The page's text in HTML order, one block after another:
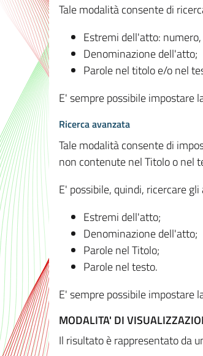
Tale modalità consente di
Estremi dell'atto:
Denominazione dell'atto;
Parole nel titolo e/o nel
E' sempre possibile impostare
Ricerca avanzata
Tale modalità consente di
non contenute nel Titolo o nel
E' possibile, quindi, ricercare
Estremi dell'atto;
Denominazione dell'atto;
Parole nel Titolo;
Parole nel testo.
E' sempre possibile impostare
MODALITA' DI
Il risultato è rappresentato da